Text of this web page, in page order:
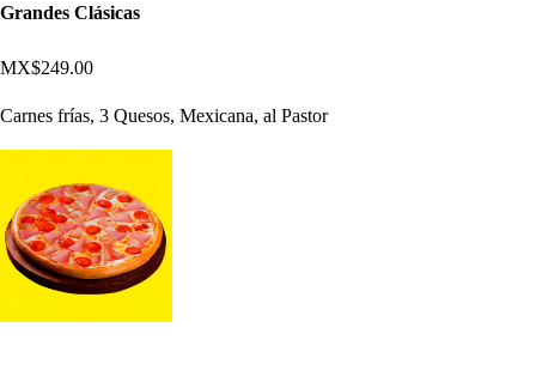
Grandes Clásicas
MX$249.00
Carnes frías, 3 Quesos, Mexicana, al Pastor